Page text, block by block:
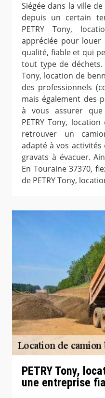
Siégée dans la ville
depuis un certain
PETRY Tony,
appréciée pour louer
qualité, fiable et qui
tout type de déchets.
Tony, location de
des professionnels
mais également des
à vous assurer
PETRY Tony,
retrouver un
adapté à vos
gravats à évacuer.
En Touraine 37370,
de PETRY Tony,
PETRY Tony,
une entreprise